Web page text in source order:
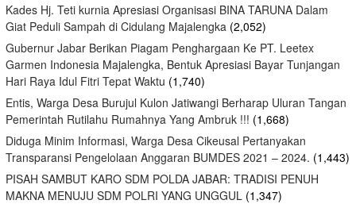
Kades Hj. Teti kurnia Apresiasi Organisasi BINA TARUNA Dalam
Giat Peduli Sampah di Cidulang Majalengka (2,052)
Gubernur Jabar Berikan Piagam Penghargaan Ke PT. Leetex
Garmen Indonesia Majalengka, Bentuk Apresiasi Bayar Tunjangan
Hari Raya Idul Fitri Tepat Waktu (1,740)
Entis, Warga Desa Burujul Kulon Jatiwangi Berharap Uluran Tangan
Pemerintah Rutilahu Rumahnya Yang Ambruk !!! (1,668)
Diduga Minim Informasi, Warga Desa Cikeusal Pertanyakan
Transparansi Pengelolaan Anggaran BUMDES 2021 – 2024. (1,443)
PISAH SAMBUT KARO SDM POLDA JABAR: TRADISI PENUH
MAKNA MENUJU SDM POLRI YANG UNGGUL (1,347)